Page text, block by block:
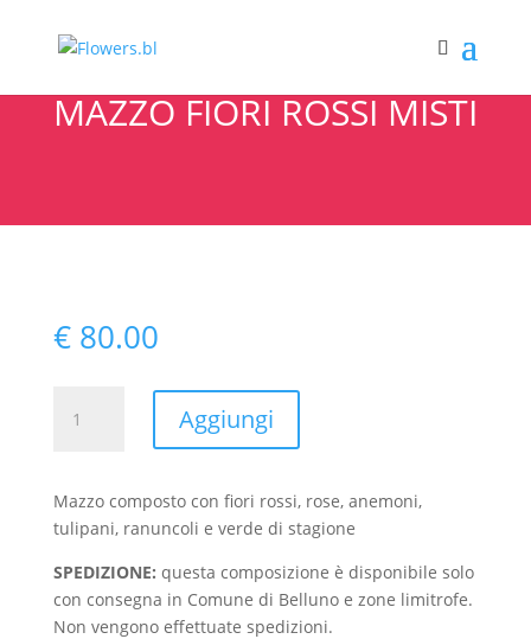
MAZZO FIORI ROSSI MISTI
€80.00
FIORI
quantità
Aggiungi
Mazzo composto con fiori rossi, rose, anemoni,
tulipani, ranuncoli e verde di stagione
SPEDIZIONE: questa composizione è disponibile solo
con consegna in Comune di Belluno e zone limitrofe.
Non vengono effettuate spedizioni.